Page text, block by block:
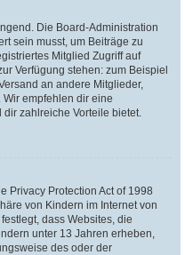
Die Board-Administration
sein musst, um Beiträge zu
Mitglied Zugriff auf
Verfügung stehen: zum Beispiel
an andere Mitglieder,
Wir empfehlen dir eine
zahlreiche Vorteile bietet.
Privacy Protection Act of 1998
von Kindern im Internet von
dass Websites, die
unter 13 Jahren erheben,
des oder der